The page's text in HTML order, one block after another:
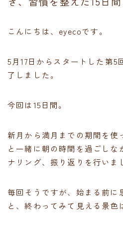
こんにちは、eyecoです。
5月17日からスタートした第5
了しました。
今回は15日間。
新月から満月までの期間を使
と一緒に朝の時間を過ごしな
ナリング、振り返りを行いま
毎回そうですが、始まる前に
と、終わってみて見える景色